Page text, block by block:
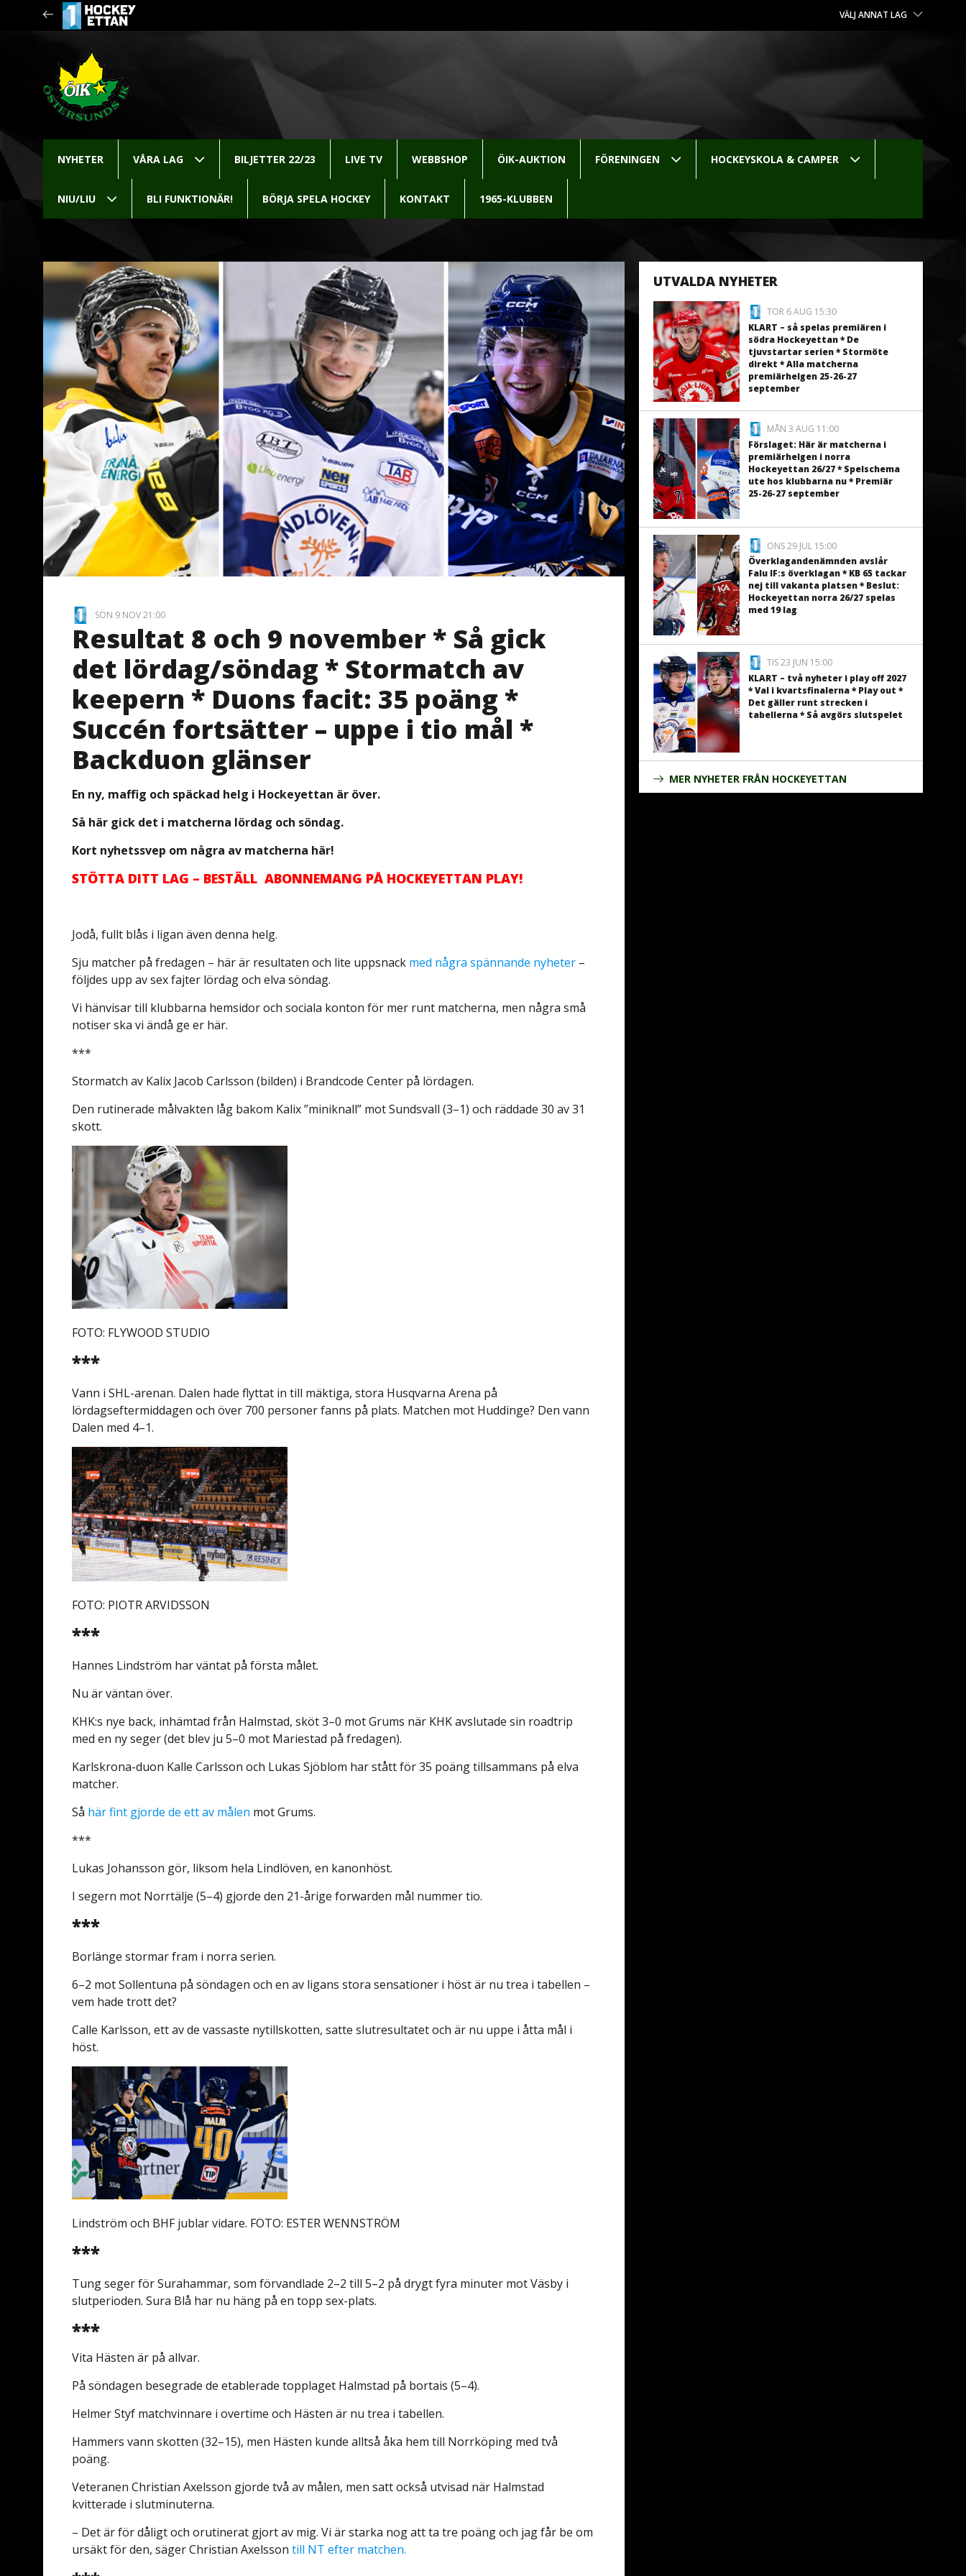
VÄLJ ANNAT LAG
NYHETER VÅRA LAG BILJETTER 22/23 LIVE TV WEBBSHOP ÖIK-AUKTION FÖRENINGEN HOCKEYSKOLA & CAMPER
NIU/LIU BLI FUNKTIONÄR! BÖRJA SPELA HOCKEY KONTAKT 1965-KLUBBEN
SÖN 9 NOV 21:00
Resultat 8 och 9 november * Så gick
det lördag/söndag * Stormatch av
keepern * Duons facit: 35 poäng *
Succén fortsätter – uppe i tio mål *
Backduon glänser
En ny, maffig och späckad helg i Hockeyettan är över.
Så här gick det i matcherna lördag och söndag.
Kort nyhetssvep om några av matcherna här!
STÖTTA DITT LAG – BESTÄLL ABONNEMANG PÅ HOCKEYETTAN PLAY!
Jodå, fullt blås i ligan även denna helg.
Sju matcher på fredagen – här är resultaten och lite uppsnack med några spännande nyheter –
följdes upp av sex fajter lördag och elva söndag.
Vi hänvisar till klubbarna hemsidor och sociala konton för mer runt matcherna, men några små
notiser ska vi ändå ge er här.
***
Stormatch av Kalix Jacob Carlsson (bilden) i Brandcode Center på lördagen.
Den rutinerade målvakten låg bakom Kalix ”miniknall” mot Sundsvall (3–1) och räddade 30 av 31
skott.
FOTO: FLYWOOD STUDIO
***
Vann i SHL-arenan. Dalen hade flyttat in till mäktiga, stora Husqvarna Arena på
lördagseftermiddagen och över 700 personer fanns på plats. Matchen mot Huddinge? Den vann
Dalen med 4–1.
FOTO: PIOTR ARVIDSSON
***
Hannes Lindström har väntat på första målet.
Nu är väntan över.
KHK:s nye back, inhämtad från Halmstad, sköt 3–0 mot Grums när KHK avslutade sin roadtrip
med en ny seger (det blev ju 5–0 mot Mariestad på fredagen).
Karlskrona-duon Kalle Carlsson och Lukas Sjöblom har stått för 35 poäng tillsammans på elva
matcher.
Så här fint gjorde de ett av målen mot Grums.
***
Lukas Johansson gör, liksom hela Lindlöven, en kanonhöst.
I segern mot Norrtälje (5–4) gjorde den 21-årige forwarden mål nummer tio.
***
Borlänge stormar fram i norra serien.
6–2 mot Sollentuna på söndagen och en av ligans stora sensationer i höst är nu trea i tabellen –
vem hade trott det?
Calle Karlsson, ett av de vassaste nytillskotten, satte slutresultatet och är nu uppe i åtta mål i
höst.
Lindström och BHF jublar vidare. FOTO: ESTER WENNSTRÖM
***
Tung seger för Surahammar, som förvandlade 2–2 till 5–2 på drygt fyra minuter mot Väsby i
slutperioden. Sura Blå har nu häng på en topp sex-plats.
***
Vita Hästen är på allvar.
På söndagen besegrade de etablerade topplaget Halmstad på bortais (5–4).
Helmer Styf matchvinnare i overtime och Hästen är nu trea i tabellen.
Hammers vann skotten (32–15), men Hästen kunde alltså åka hem till Norrköping med två
poäng.
Veteranen Christian Axelsson gjorde två av målen, men satt också utvisad när Halmstad
kvitterade i slutminuterna.
– Det är för dåligt och orutinerat gjort av mig. Vi är starka nog att ta tre poäng och jag får be om
ursäkt för den, säger Christian Axelsson till NT efter matchen.
UTVALDA NYHETER
TOR 6 AUG 15:30
KLART – så spelas premiären i
södra Hockeyettan * De
tjuvstartar serien * Stormöte
direkt * Alla matcherna
premiärhelgen 25-26-27
september
MÅN 3 AUG 11:00
Förslaget: Här är matcherna i
premiärhelgen i norra
Hockeyettan 26/27 * Spelschema
ute hos klubbarna nu * Premiär
25-26-27 september
ONS 29 JUL 15:00
Överklagandenämnden avslår
Falu IF:s överklagan * KB 65 tackar
nej till vakanta platsen * Beslut:
Hockeyettan norra 26/27 spelas
med 19 lag
TIS 23 JUN 15:00
KLART – två nyheter i play off 2027
* Val i kvartsfinalerna * Play out *
Det gäller runt strecken i
tabellerna * Så avgörs slutspelet
MER NYHETER FRÅN HOCKEYETTAN